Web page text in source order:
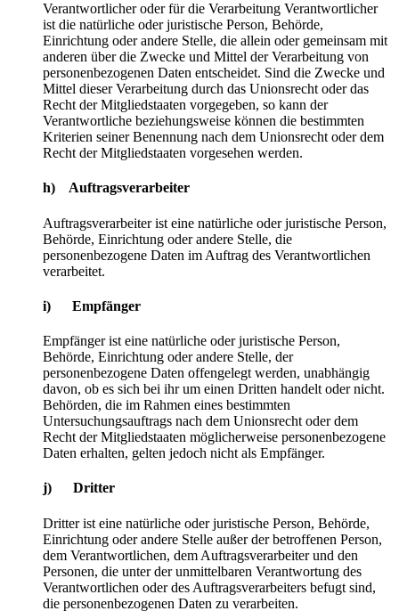
Verantwortlicher oder für die Verarbeitung Verantwortlicher
ist die natürliche oder juristische Person, Behörde,
Einrichtung oder andere Stelle, die allein oder gemeinsam mit
anderen über die Zwecke und Mittel der Verarbeitung von
personenbezogenen Daten entscheidet. Sind die Zwecke und
Mittel dieser Verarbeitung durch das Unionsrecht oder das
Recht der Mitgliedstaaten vorgegeben, so kann der
Verantwortliche beziehungsweise können die bestimmten
Kriterien seiner Benennung nach dem Unionsrecht oder dem
Recht der Mitgliedstaaten vorgesehen werden.
h) Auftragsverarbeiter
Auftragsverarbeiter ist eine natürliche oder juristische Person,
Behörde, Einrichtung oder andere Stelle, die
personenbezogene Daten im Auftrag des Verantwortlichen
verarbeitet.
i) Empfänger
Empfänger ist eine natürliche oder juristische Person,
Behörde, Einrichtung oder andere Stelle, der
personenbezogene Daten offengelegt werden, unabhängig
davon, ob es sich bei ihr um einen Dritten handelt oder nicht.
Behörden, die im Rahmen eines bestimmten
Untersuchungsauftrags nach dem Unionsrecht oder dem
Recht der Mitgliedstaaten möglicherweise personenbezogene
Daten erhalten, gelten jedoch nicht als Empfänger.
j) Dritter
Dritter ist eine natürliche oder juristische Person, Behörde,
Einrichtung oder andere Stelle außer der betroffenen Person,
dem Verantwortlichen, dem Auftragsverarbeiter und den
Personen, die unter der unmittelbaren Verantwortung des
Verantwortlichen oder des Auftragsverarbeiters befugt sind,
die personenbezogenen Daten zu verarbeiten.